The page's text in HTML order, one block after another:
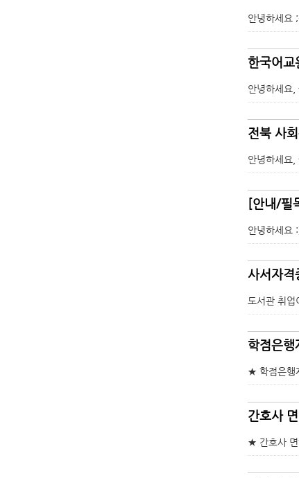
안녕하세요
한국어
안녕하세요,
전북 사
안녕하세요,
[안내/필
안녕하세요
사서자격
도서관 취
학점은행
★ 학점은행
간호사
★ 간호사